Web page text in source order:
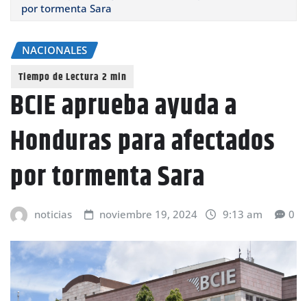
por tormenta Sara
NACIONALES
BCIE aprueba ayuda a
Honduras para afectados
por tormenta Sara
noticias noviembre 19, 2024 9:13 am 0